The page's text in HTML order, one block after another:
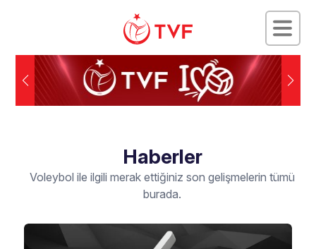
Haberler
Voleybol ile ilgili merak ettiğiniz son gelişmelerin tümü
burada.